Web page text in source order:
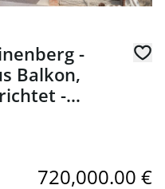
-
Balkon,
-
720,000.00 €